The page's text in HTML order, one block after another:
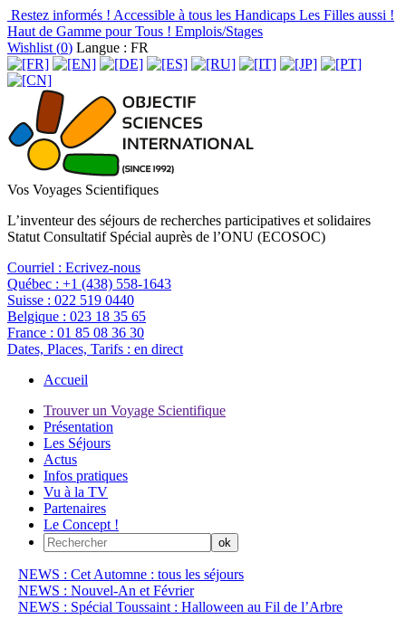
Restez informés ! Accessible à tous les Handicaps Les Filles aussi !
Haut de Gamme pour Tous ! Emplois/Stages
Wishlist (0) Langue : FR
Vos Voyages Scientifiques
L’inventeur des séjours de recherches participatives et solidaires
Statut Consultatif Spécial auprès de l’ONU (ECOSOC)
Courriel : Ecrivez-nous
Québec : +1 (438) 558-1643
Suisse : 022 519 0440
Belgique : 023 18 35 65
France : 01 85 08 36 30
Dates, Places, Tarifs : en direct
Accueil
Trouver un Voyage Scientifique
Présentation
Les Séjours
Actus
Infos pratiques
Vu à la TV
Partenaires
Le Concept !
NEWS : Cet Automne : tous les séjours
NEWS : Nouvel-An et Février
NEWS : Spécial Toussaint : Halloween au Fil de l’Arbre